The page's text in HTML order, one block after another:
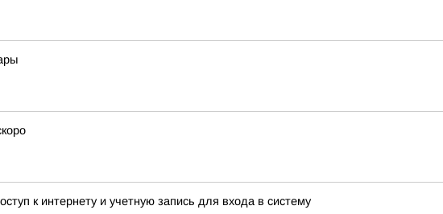
к интернету и учетную запись для входа в систему